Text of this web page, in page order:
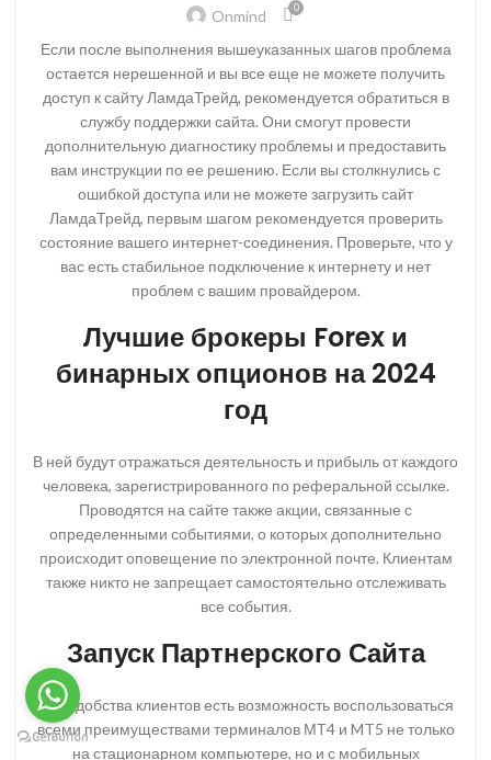
Onmind 0
Если после выполнения вышеуказанных шагов проблема
остается нерешенной и вы все еще не можете получить
доступ к сайту ЛамдаТрейд, рекомендуется обратиться в
службу поддержки сайта. Они смогут провести
дополнительную диагностику проблемы и предоставить
вам инструкции по ее решению. Если вы столкнулись с
ошибкой доступа или не можете загрузить сайт
ЛамдаТрейд, первым шагом рекомендуется проверить
состояние вашего интернет-соединения. Проверьте, что у
вас есть стабильное подключение к интернету и нет
проблем с вашим провайдером.
Лучшие брокеры Forex и
бинарных опционов на 2024
год
В ней будут отражаться деятельность и прибыль от каждого
человека, зарегистрированного по реферальной ссылке.
Проводятся на сайте также акции, связанные с
определенными событиями, о которых дополнительно
происходит оповещение по электронной почте. Клиентам
также никто не запрещает самостоятельно отслеживать
все события.
Запуск Партнерского Сайта
Для удобства клиентов есть возможность воспользоваться
всеми преимуществами терминалов МТ4 и MT5 не только
на стационарном компьютере, но и с мобильных